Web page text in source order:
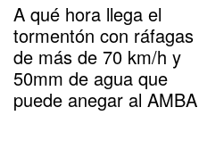
A qué hora llega el
tormentón con ráfagas
de más de 70 km/h y
50mm de agua que
puede anegar al AMBA